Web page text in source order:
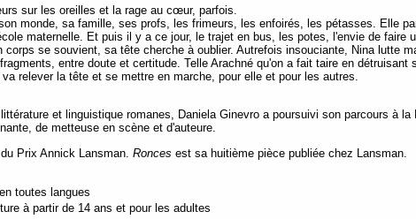
sur les oreilles et la rage au cœur, parfois.
monde, sa famille, ses profs, les frimeurs, les enfoirés, les pétasses. Elle
maternelle. Et puis il y a ce jour, le trajet en bus, les potes, l'envie de
corps se souvient, sa tête cherche à oublier. Autrefois insouciante, Nina lutte
entre doute et certitude. Telle Arachné qu'on a fait taire en
relever la tête et se mettre en marche, pour elle et pour les autres.
et linguistique romanes, Daniela Ginevro a poursuivi son parcours à
de metteuse en scène et d'auteure.
Prix Annick Lansman. Ronces est sa huitième pièce publiée chez Lansman.
toutes langues
à partir de 14 ans et pour les adultes